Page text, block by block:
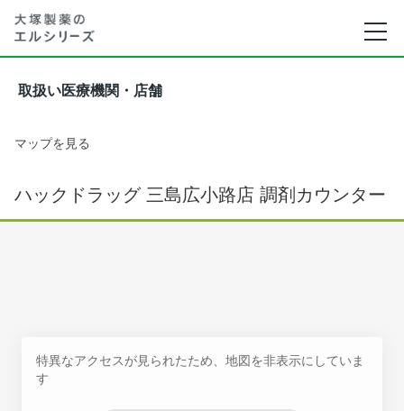
取扱い医療機関・店舗
マップを見る
ハックドラッグ 三島広小路店 調剤カウンター
特異なアクセスが見られたため、地図を非表示にしていま
す